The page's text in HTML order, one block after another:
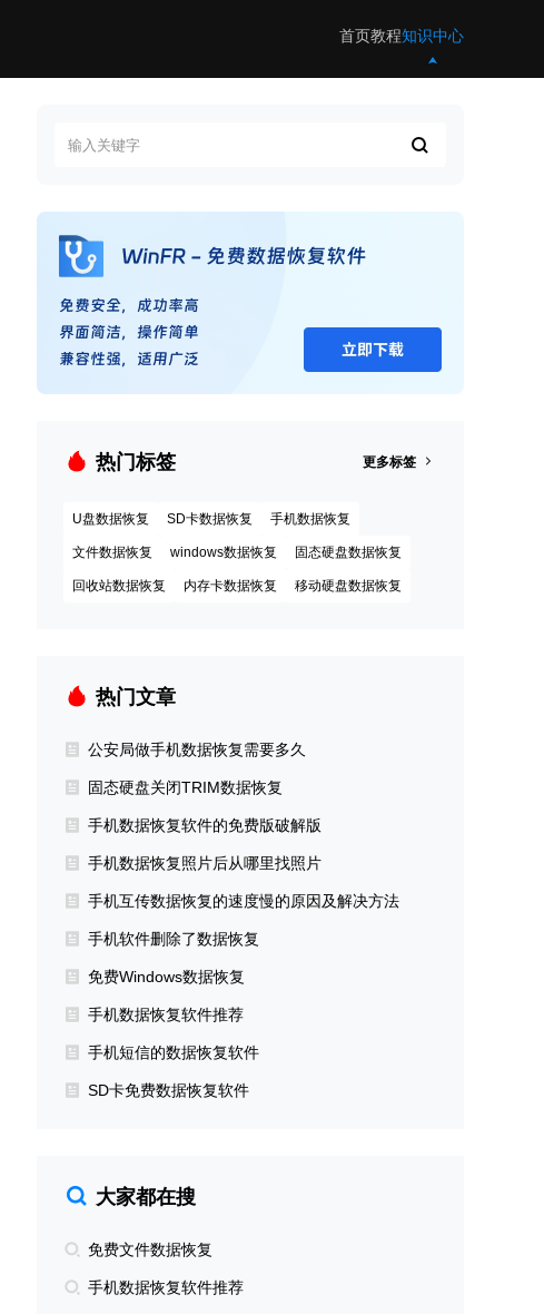
首页教程知识中心
热门标签 更多标签
U盘数据恢复 SD卡数据恢复 手机数据恢复
文件数据恢复 windows数据恢复 固态硬盘数据恢复
回收站数据恢复 内存卡数据恢复 移动硬盘数据恢复
热门文章
公安局做手机数据恢复需要多久
固态硬盘关闭TRIM数据恢复
手机数据恢复软件的免费版破解版
手机数据恢复照片后从哪里找照片
手机互传数据恢复的速度慢的原因及解决方法
手机软件删除了数据恢复
免费Windows数据恢复
手机数据恢复软件推荐
手机短信的数据恢复软件
SD卡免费数据恢复软件
大家都在搜
免费文件数据恢复
手机数据恢复软件推荐